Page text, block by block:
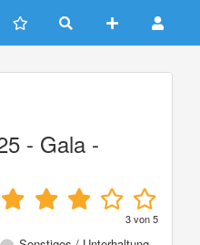
- Gala -
3von5